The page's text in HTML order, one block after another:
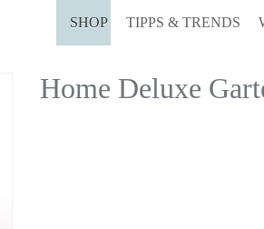
SHOP TIPPS & TRENDS
Home Deluxe